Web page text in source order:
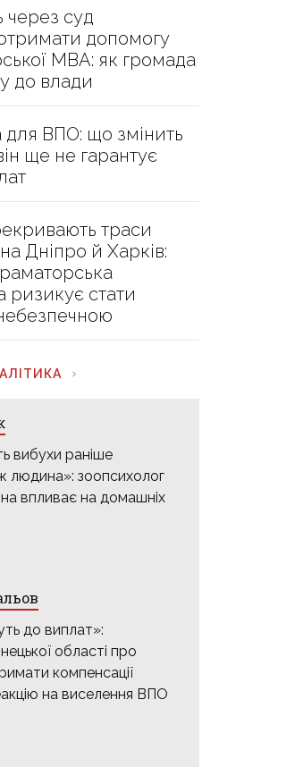
суд
допомогу
МВА: як громада
до влади
для ВПО: що змінить
ще не гарантує
траси
Дніпро й Харків:
ризикує стати
вибухи раніше
людина»: зоопсихолог
впливає на домашніх
до виплат»:
області про
компенсації
на виселення ВПО